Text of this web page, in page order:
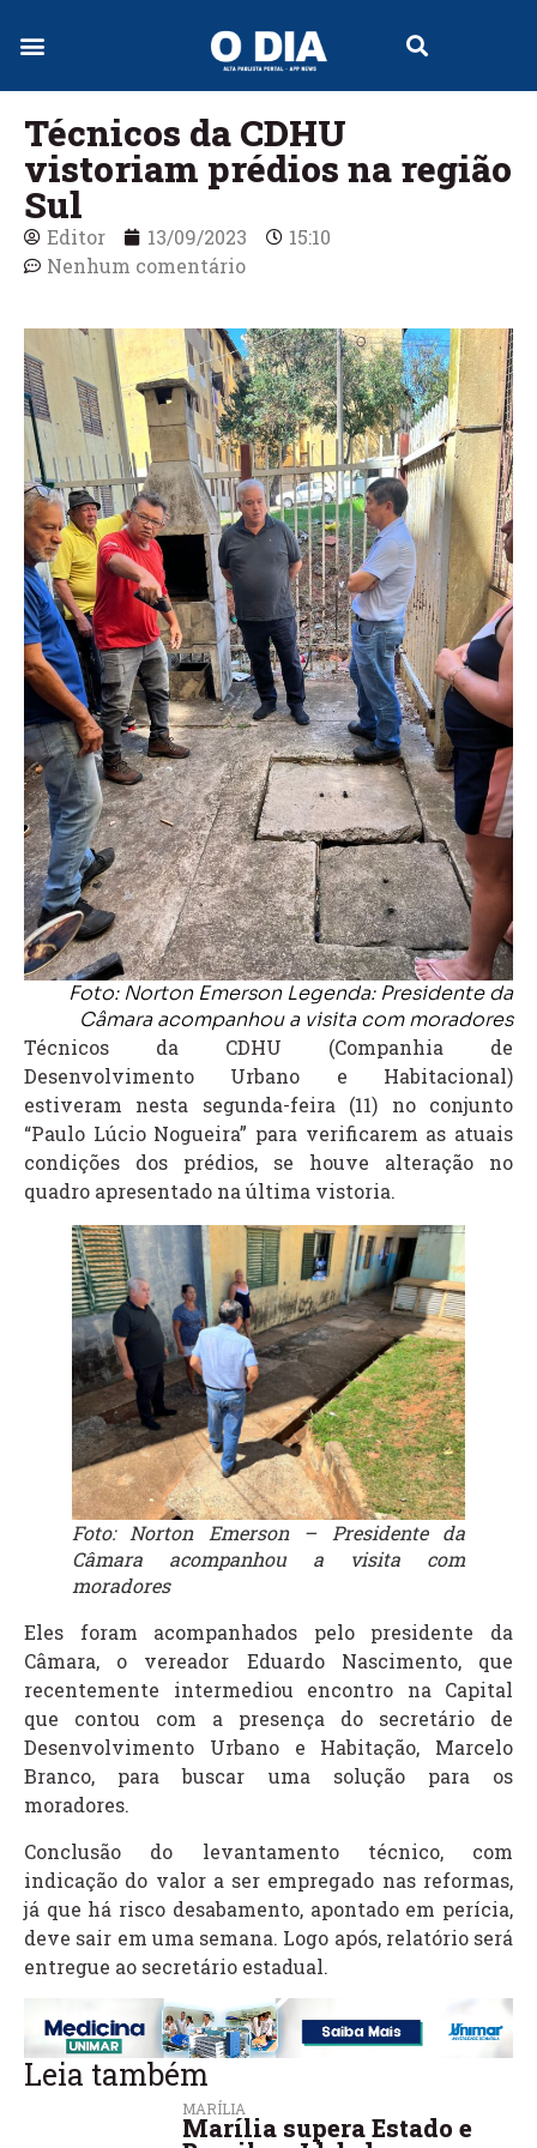
Técnicos da CDHU
vistoriam prédios na região
Sul
Editor 13/09/2023
15:10
Nenhum comentário
Foto: Norton Emerson Legenda: Presidente da
Câmara acompanhou a visita com moradores
Técnicos da CDHU (Companhia de
Desenvolvimento Urbano e Habitacional)
estiveram nesta segunda-feira (11) no conjunto
“Paulo Lúcio Nogueira” para verificarem as atuais
condições dos prédios, se houve alteração no
quadro apresentado na última vistoria.
Foto: Norton Emerson – Presidente da
Câmara acompanhou a visita com
moradores
Eles foram acompanhados pelo presidente da
Câmara, o vereador Eduardo Nascimento, que
recentemente intermediou encontro na Capital
que contou com a presença do secretário de
Desenvolvimento Urbano e Habitação, Marcelo
Branco, para buscar uma solução para os
moradores.
Conclusão do levantamento técnico, com
indicação do valor a ser empregado nas reformas,
já que há risco desabamento, apontado em perícia,
deve sair em uma semana. Logo após, relatório será
entregue ao secretário estadual.
Leia também
MARÍLIA
Marília supera Estado e